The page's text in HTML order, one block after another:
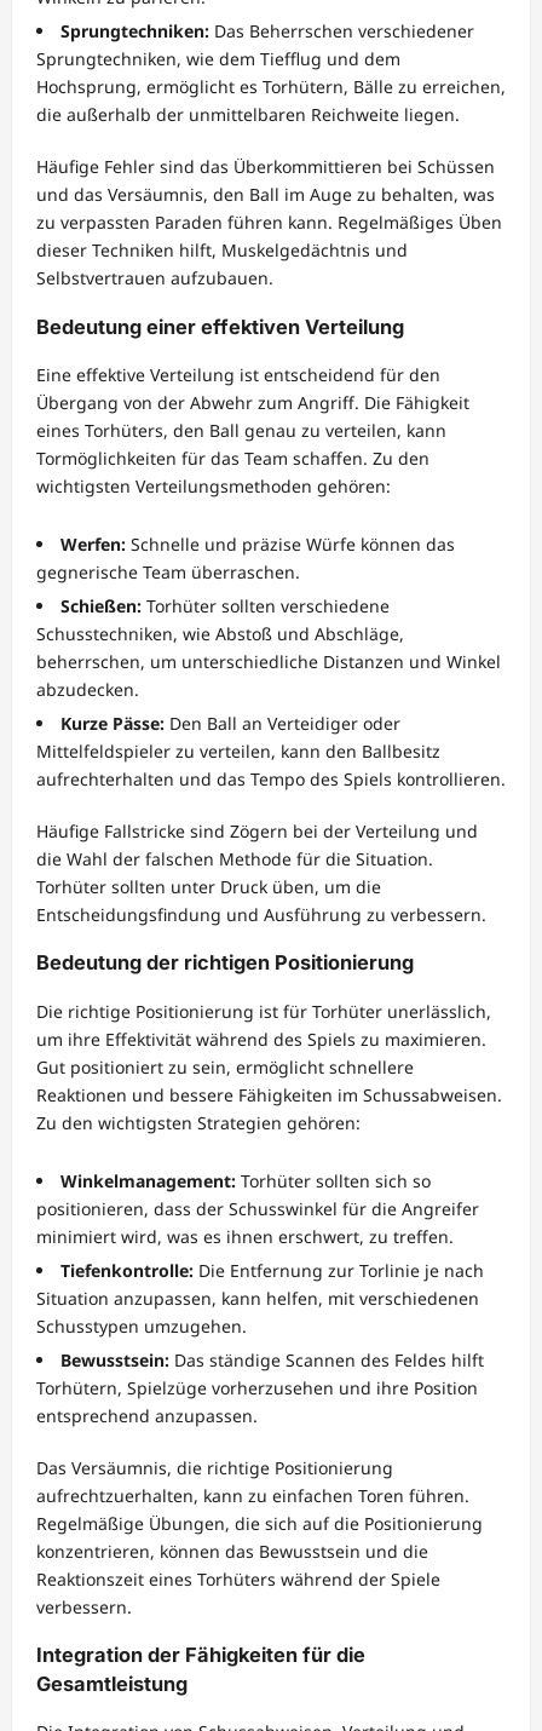
Sprungtechniken: Das Beherrschen verschiedener
Sprungtechniken, wie dem Tiefflug und dem
Hochsprung, ermöglicht es Torhütern, Bälle zu erreichen,
die außerhalb der unmittelbaren Reichweite liegen.
Häufige Fehler sind das Überkommittieren bei Schüssen
und das Versäumnis, den Ball im Auge zu behalten, was
zu verpassten Paraden führen kann. Regelmäßiges Üben
dieser Techniken hilft, Muskelgedächtnis und
Selbstvertrauen aufzubauen.
Bedeutung einer effektiven Verteilung
Eine effektive Verteilung ist entscheidend für den
Übergang von der Abwehr zum Angriff. Die Fähigkeit
eines Torhüters, den Ball genau zu verteilen, kann
Tormöglichkeiten für das Team schaffen. Zu den
wichtigsten Verteilungsmethoden gehören:
Werfen: Schnelle und präzise Würfe können das
gegnerische Team überraschen.
Schießen: Torhüter sollten verschiedene
Schusstechniken, wie Abstoß und Abschläge,
beherrschen, um unterschiedliche Distanzen und Winkel
abzudecken.
Kurze Pässe: Den Ball an Verteidiger oder
Mittelfeldspieler zu verteilen, kann den Ballbesitz
aufrechterhalten und das Tempo des Spiels kontrollieren.
Häufige Fallstricke sind Zögern bei der Verteilung und
die Wahl der falschen Methode für die Situation.
Torhüter sollten unter Druck üben, um die
Entscheidungsfindung und Ausführung zu verbessern.
Bedeutung der richtigen Positionierung
Die richtige Positionierung ist für Torhüter unerlässlich,
um ihre Effektivität während des Spiels zu maximieren.
Gut positioniert zu sein, ermöglicht schnellere
Reaktionen und bessere Fähigkeiten im Schussabweisen.
Zu den wichtigsten Strategien gehören:
Winkelmanagement: Torhüter sollten sich so
positionieren, dass der Schusswinkel für die Angreifer
minimiert wird, was es ihnen erschwert, zu treffen.
Tiefenkontrolle: Die Entfernung zur Torlinie je nach
Situation anzupassen, kann helfen, mit verschiedenen
Schusstypen umzugehen.
Bewusstsein: Das ständige Scannen des Feldes hilft
Torhütern, Spielzüge vorherzusehen und ihre Position
entsprechend anzupassen.
Das Versäumnis, die richtige Positionierung
aufrechtzuerhalten, kann zu einfachen Toren führen.
Regelmäßige Übungen, die sich auf die Positionierung
konzentrieren, können das Bewusstsein und die
Reaktionszeit eines Torhüters während der Spiele
verbessern.
Integration der Fähigkeiten für die
Gesamtleistung